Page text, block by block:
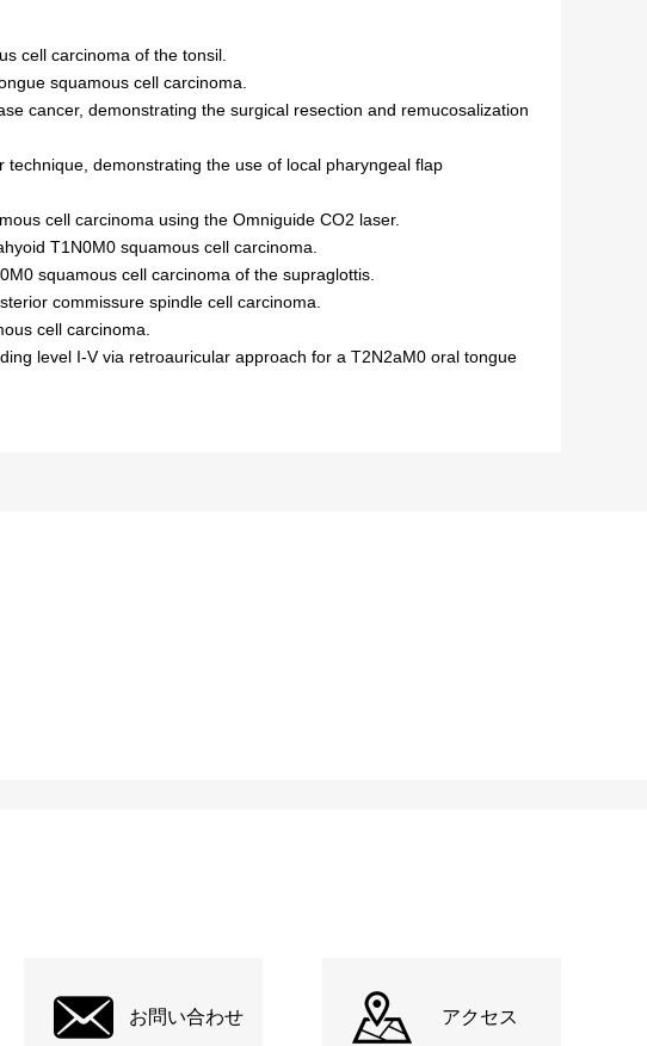
cell carcinoma of the tonsil.
squamous cell carcinoma.
cancer, demonstrating the surgical resection and remucosalization
demonstrating the use of local pharyngeal flap
cell carcinoma using the Omniguide CO2 laser.
T1N0M0 squamous cell carcinoma.
squamous cell carcinoma of the supraglottis.
commissure spindle cell carcinoma.
cell carcinoma.
level I-V via retroauricular approach for a T2N2aM0 oral tongue
お問い合わせ アクセス